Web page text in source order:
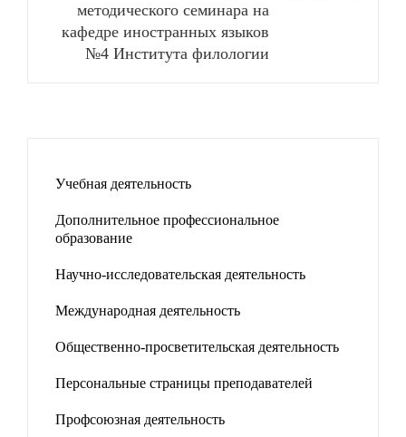
методического семинара на
кафедре иностранных языков
№4 Института филологии
Учебная деятельность
Дополнительное профессиональное
образование
Научно-исследовательская деятельность
Международная деятельность
Общественно-просветительская деятельность
Персональные страницы преподавателей
Профсоюзная деятельность